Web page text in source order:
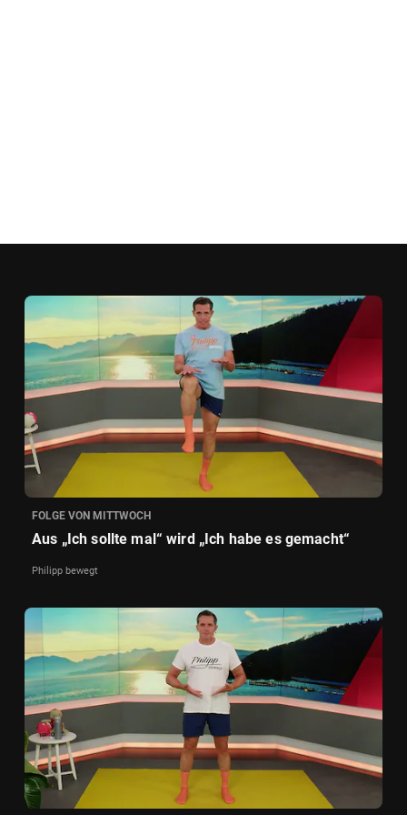
FOLGE VON MITTWOCH
Aus „Ich sollte mal“ wird „Ich habe es gemacht“
Philipp bewegt